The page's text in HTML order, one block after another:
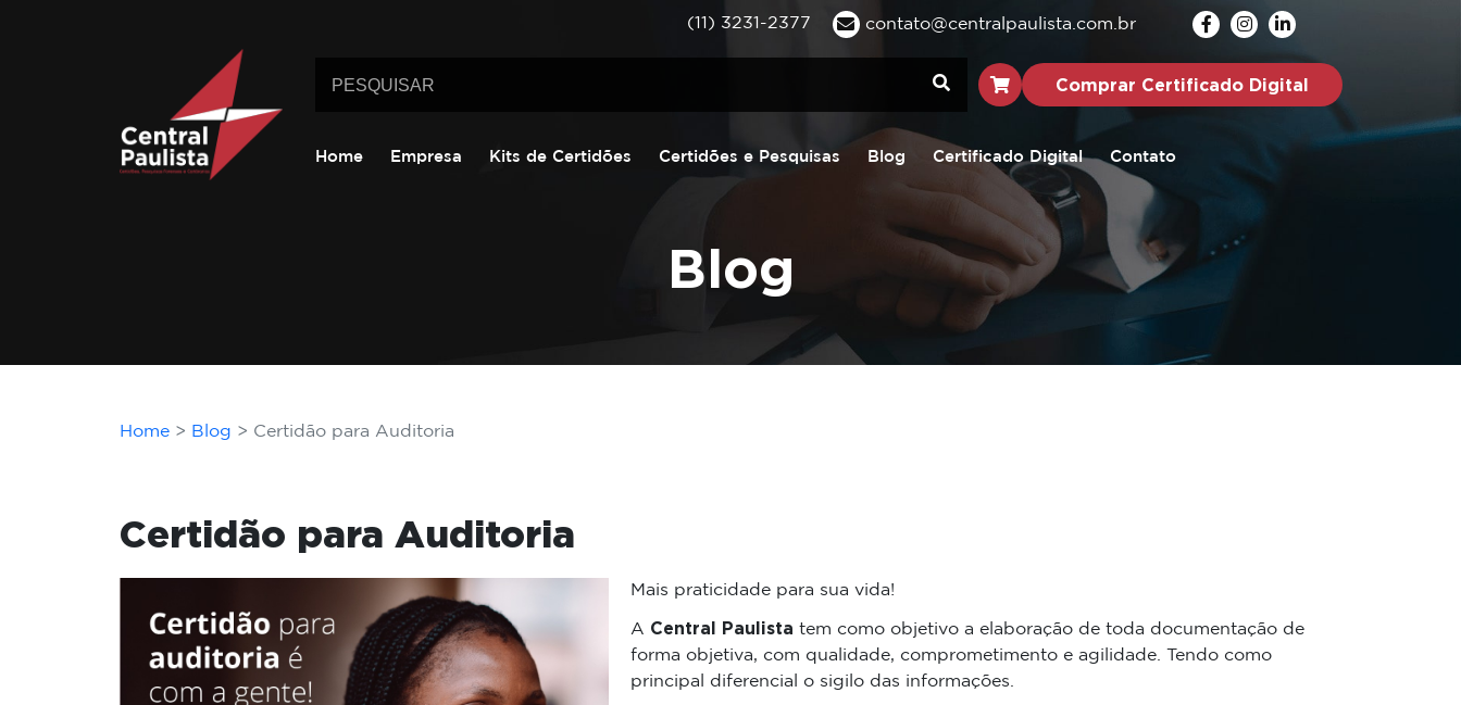
(11) 3231-2377 contato@centralpaulista.com.br
Comprar Certificado Digital
Home Empresa Kits de Certidões Certidões e Pesquisas Blog Certificado Digital Contato
Blog
Home Blog Certidão para Auditoria
Certidão para Auditoria
Mais praticidade para sua vida!
A Central Paulista tem como objetivo a elaboração de toda documentação de
forma objetiva, com qualidade, comprometimento e agilidade. Tendo como
principal diferencial o sigilo das informações.